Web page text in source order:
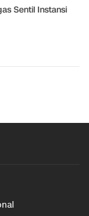
Sentil Instansi